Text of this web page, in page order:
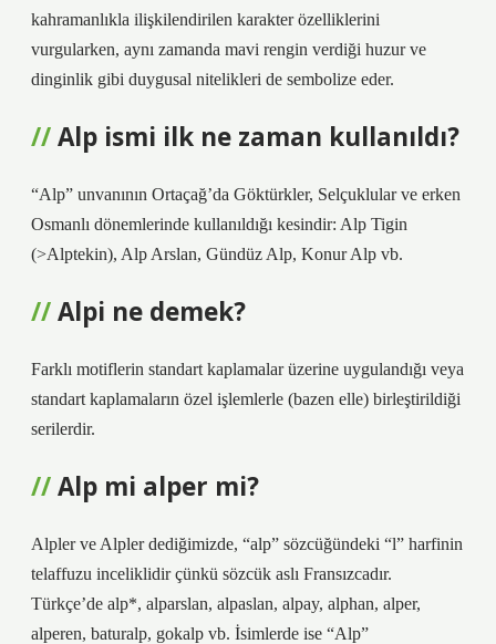
kahramanlıkla ilişkilendirilen karakter özelliklerini
vurgularken, aynı zamanda mavi rengin verdiği huzur ve
dinginlik gibi duygusal nitelikleri de sembolize eder.
Alp ismi ilk ne zaman kullanıldı?
“Alp” unvanının Ortaçağ’da Göktürkler, Selçuklular ve erken
Osmanlı dönemlerinde kullanıldığı kesindir: Alp Tigin
(>Alptekin), Alp Arslan, Gündüz Alp, Konur Alp vb.
Alpi ne demek?
Farklı motiflerin standart kaplamalar üzerine uygulandığı veya
standart kaplamaların özel işlemlerle (bazen elle) birleştirildiği
serilerdir.
Alp mi alper mi?
Alpler ve Alpler dediğimizde, “alp” sözcüğündeki “l” harfinin
telaffuzu inceliklidir çünkü sözcük aslı Fransızcadır.
Türkçe’de alp*, alparslan, alpaslan, alpay, alphan, alper,
alperen, baturalp, gokalp vb. İsimlerde ise “Alp”